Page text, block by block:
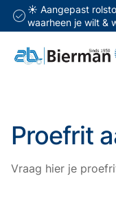
☀️ Aangepast
waarheen je wilt &
Proefrit
Vraag hier je